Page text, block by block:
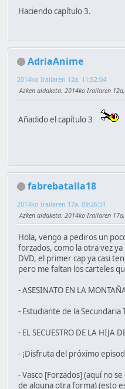
Haciendo capítulo 3.
AdriaAnime
2014ko Irailaren 12a, 11:52:04
Azken aldaketa: 2014ko Irailaren
Añadido el capítulo 3
fabrebatalla18
2014ko Irailaren 17a, 09:26:51
Azken aldaketa: 2014ko Irailaren
Hola, vengo a pediros un
forzados, como la otra vez
DVD, el primer cap ya casi
pero me faltan los carteles
- ASESINATO EN LA
- Estudiante de la Secundaria
- EL SECUESTRO DE LA HIJA
- ¡Disfruta del próximo
- Vasco [Forzados] (aquí no
de alguna otra forma) (esto